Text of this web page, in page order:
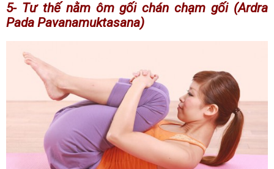
5- Tư thế nằm ôm gối chán chạm gối (Ardra
Pada Pavanamuktasana)